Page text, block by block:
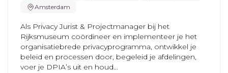
Amsterdam
Als Privacy Jurist & Projectmanager bij het
Rijksmuseum coördineer en implementeer je het
organisatiebrede privacyprogramma, ontwikkel je
beleid en processen door, begeleid je afdelingen,
voer je DPIA’s uit en houd...